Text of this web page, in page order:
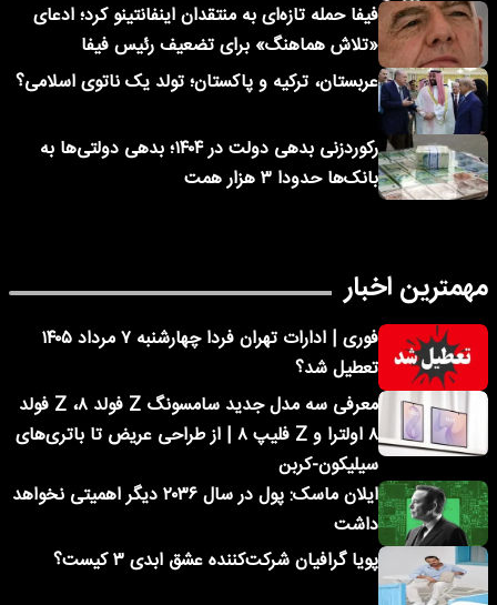
فیفا حمله تازه‌ای به منتقدان اینفانتینو کرد؛ ادعای
«تلاش هماهنگ» برای تضعیف رئیس فیفا
عربستان، ترکیه و پاکستان؛ تولد یک ناتوی اسلامی؟
رکوردزنی بدهی دولت در ۱۴۰۴؛ بدهی دولتی‌ها به
بانک‌ها حدودا ۳ هزار همت
مهمترین اخبار
فوری | ادارات تهران فردا چهارشنبه ۷ مرداد ۱۴۰۵
تعطیل شد؟
معرفی سه مدل جدید سامسونگ Z فولد ۸، Z فولد
۸ اولترا و Z فلیپ ۸ | از طراحی عریض تا باتری‌های
سیلیکون-کربن
ایلان ماسک: پول در سال ۲۰۳۶ دیگر اهمیتی نخواهد
داشت
پویا گرافیان شرکت‌کننده عشق ابدی ۳ کیست؟